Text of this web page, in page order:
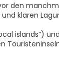
den
klaren
islands“)